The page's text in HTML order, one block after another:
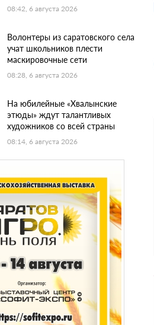
08:42, 6 августа 2026
Волонтеры из саратовского села
учат школьников плести
маскировочные сети
08:28, 6 августа 2026
На юбилейные «Хвалынские
этюды» ждут талантливых
художников со всей страны
08:14, 6 августа 2026